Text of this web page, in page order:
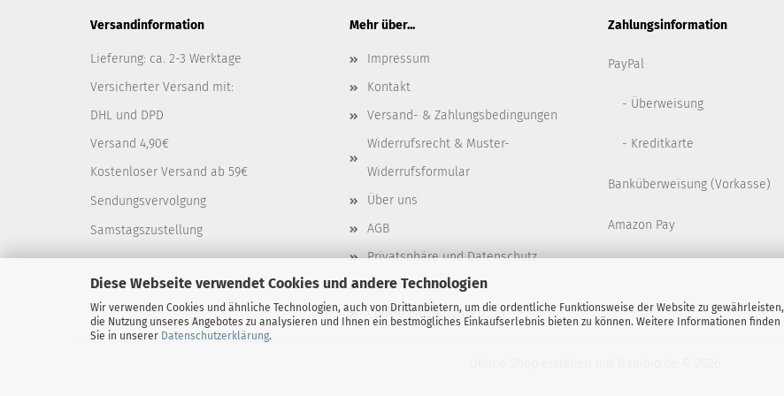
Diese Webseite verwendet Cookies und andere Technologien
Wir verwenden Cookies und ähnliche Technologien, auch von Drittanbietern, um die ordentliche Funktionsweise der Website zu gewährleisten,
die Nutzung unseres Angebotes zu analysieren und Ihnen ein bestmögliches Einkaufserlebnis bieten zu können. Weitere Informationen finden
Sie in unserer Datenschutzerklärung.
Versandinformation
Lieferung: ca. 2-3 Werktage
Versicherter Versand mit:
DHL und DPD
Versand 4,90€
Kostenloser Versand ab 59€
Sendungsvervolgung
Samstagszustellung
Mehr über...
Impressum
Kontakt
Versand- & Zahlungsbedingungen
Widerrufsrecht & Muster-
Widerrufsformular
Über uns
AGB
Privatsphäre und Datenschutz
Callback Service
Cookie Einstellungen
Zahlungsinformation
PayPal
- Überweisung
- Kreditkarte
Banküberweisung (Vorkasse)
Amazon Pay